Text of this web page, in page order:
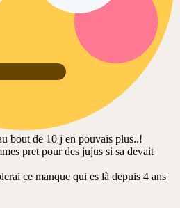
bout de 10 j en pouvais plus..!
pret pour des jujus si sa devait
ce manque qui es là depuis 4 ans